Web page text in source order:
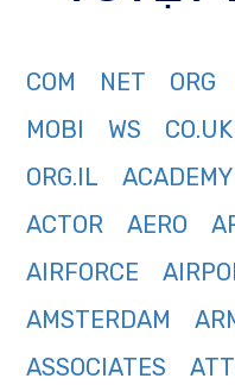
COM NET ORG
MOBI
WS CO.UK
ORG.IL
ACADEMY
ACTOR
AERO
AIRFORCE
AMSTERDAM
ASSOCIATES